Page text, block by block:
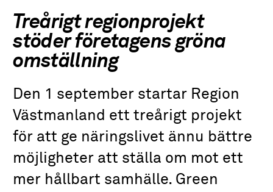
Treårigt regionprojekt
stöder företagens gröna
omställning
Den 1 september startar Region
Västmanland ett treårigt projekt
för att ge näringslivet ännu bättre
möjligheter att ställa om mot ett
mer hållbart samhälle. Green